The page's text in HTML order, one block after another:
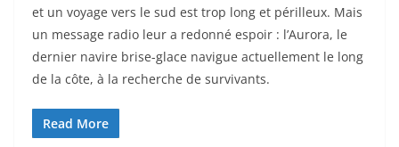
et un voyage vers le sud est trop long et périlleux. Mais
un message radio leur a redonné espoir : l’Aurora, le
dernier navire brise-glace navigue actuellement le long
de la côte, à la recherche de survivants.
Read More